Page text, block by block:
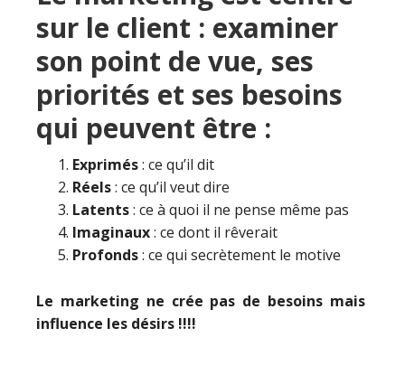
sur le client : examiner
son point de vue, ses
priorités et ses besoins
qui peuvent être :
Exprimés: ce qu’il dit
Réels: ce qu’il veut dire
Latents: ce à quoi il ne pense même pas
Imaginaux: ce dont il rêverait
Profonds: ce qui secrètement le motive
Le marketing ne crée pas de besoins mais
influence les désirs !!!!